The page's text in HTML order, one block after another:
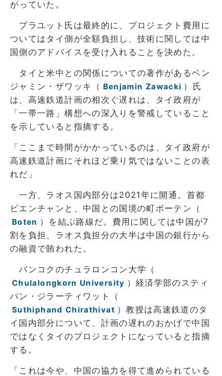
がっていた。
プラユット氏は最終的に、プロジェクト費用に
ついてはタイ側が全額負担し、技術に関しては中
国側のアドバイスを受け入れることを決めた。
タイと米中との関係についての著作があるベン
ジャミン・ザワッキ（ Benjamin Zawacki ）氏
は、高速鉄道計画の相次ぐ遅れは、タイ政府が
「一帯一路」構想への深入りを警戒していること
を示していると指摘する。
「ここまで時間がかかっているのは、タイ政府が
高速鉄道計画にそれほど乗り気ではないことの表
れだ」
一方、ラオス国内部分は2021年に開通。首都
ビエンチャンと、中国との国境の町ボーテン（
Boten ）を結ぶ路線だ。費用に関しては中国が7
割を負担、ラオス負担分の大半は中国の銀行から
の融資で賄われた。
バンコクのチュラロンコン大学（
Chulalongkorn University ）経済学部のスティ
パン・ジラーティワット（
Suthiphand Chirathivat ）教授は高速鉄道のタ
イ国内部分について、計画の遅れのおかげで中国
ではなくタイのプロジェクトになっていると指摘
する。
「これは今や、中国の協力を得て進められている